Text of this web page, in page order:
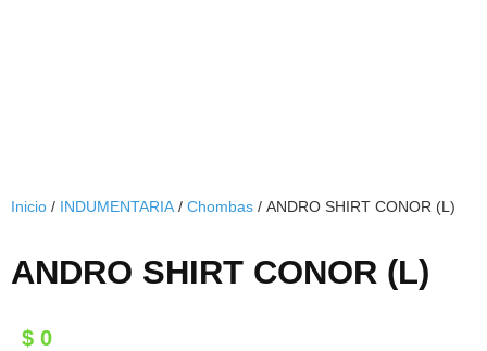
Inicio / INDUMENTARIA / Chombas / ANDRO SHIRT CONOR (L)
ANDRO SHIRT CONOR (L)
$ 0